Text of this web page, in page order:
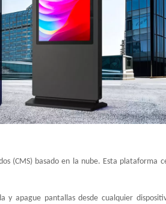
(CMS) basado en la nube. Esta plataforma
apague pantallas desde cualquier